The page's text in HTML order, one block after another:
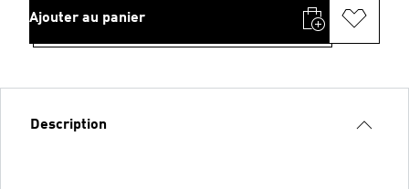
Ajouter au panier
Description